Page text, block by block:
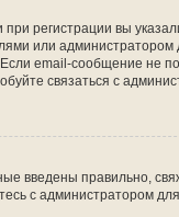
регистрации вы
или администратором
email-сообщение не
связаться с
введены правильно,
с администратором